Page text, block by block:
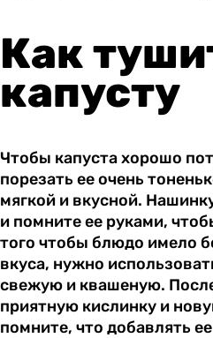
Как
капусту
Чтобы капуста хорошо
порезать ее очень
мягкой и вкусной.
и помните ее руками,
того чтобы блюдо имело
вкуса, нужно
свежую и квашеную.
приятную кислинку и
помните, что добавлять